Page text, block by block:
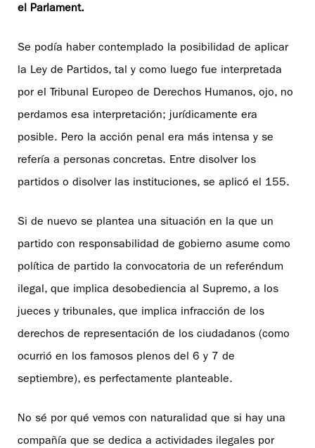
el Parlament.
Se podía haber contemplado la posibilidad de aplicar
la Ley de Partidos, tal y como luego fue interpretada
por el Tribunal Europeo de Derechos Humanos, ojo, no
perdamos esa interpretación; jurídicamente era
posible. Pero la acción penal era más intensa y se
refería a personas concretas. Entre disolver los
partidos o disolver las instituciones, se aplicó el 155.
Si de nuevo se plantea una situación en la que un
partido con responsabilidad de gobierno asume como
política de partido la convocatoria de un referéndum
ilegal, que implica desobediencia al Supremo, a los
jueces y tribunales, que implica infracción de los
derechos de representación de los ciudadanos (como
ocurrió en los famosos plenos del 6 y 7 de
septiembre), es perfectamente planteable.
No sé por qué vemos con naturalidad que si hay una
compañía que se dedica a actividades ilegales por